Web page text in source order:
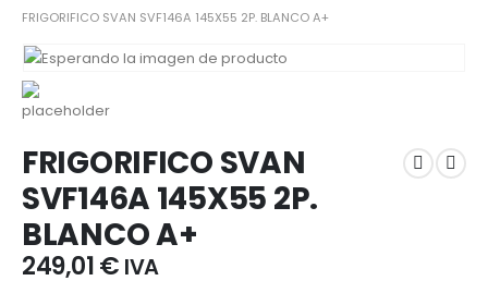
FRIGORIFICO SVAN SVF146A 145X55 2P. BLANCO A+
FRIGORIFICO SVAN
SVF146A 145X55 2P.
BLANCO A+
249,01€ IVA